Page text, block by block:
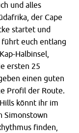
und alles
der Cape
startet und
euch entlang
Halbinsel,
ersten 25
einen guten
Profil der Route.
könnt ihr im
Simonstown
finden,